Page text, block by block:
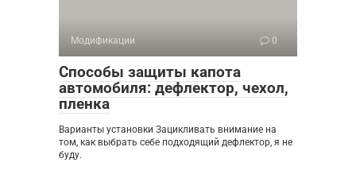
Модификации 0
Способы защиты капота
автомобиля: дефлектор, чехол,
пленка
Варианты установки Зацикливать внимание на
том, как выбрать себе подходящий дефлектор, я не
буду.